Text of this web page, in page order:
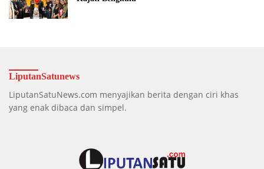
LiputanSatunews
LiputanSatuNews.com menyajikan berita dengan ciri khas
yang enak dibaca dan simpel.